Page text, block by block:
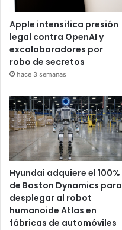
Apple intensifica presión
legal contra OpenAI y
excolaboradores por
robo de secretos
hace 3 semanas
Hyundai adquiere el 100%
de Boston Dynamics para
desplegar al robot
humanoide Atlas en
fábricas de automóviles